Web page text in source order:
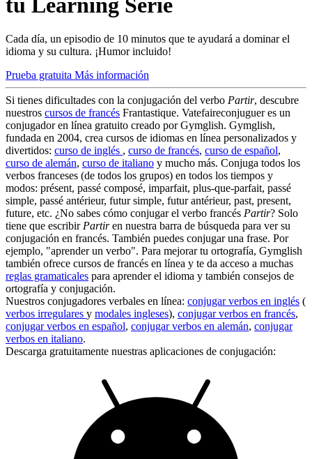
Cada día, un episodio de 10 minutos que te ayudará a dominar el
idioma y su cultura. ¡Humor incluido!
Prueba gratuita Más información
Si tienes dificultades con la conjugación del verbo Partir, descubre
nuestros cursos de francés Frantastique. Vatefaireconjuguer es un
conjugador en línea gratuito creado por Gymglish. Gymglish,
fundada en 2004, crea cursos de idiomas en línea personalizados y
divertidos: curso de inglés , curso de francés, curso de español,
curso de alemán, curso de italiano y mucho más. Conjuga todos los
verbos franceses (de todos los grupos) en todos los tiempos y
modos: présent, passé composé, imparfait, plus-que-parfait, passé
simple, passé antérieur, futur simple, futur antérieur, past, present,
future, etc. ¿No sabes cómo conjugar el verbo francés Partir? Solo
tiene que escribir Partiren nuestra barra de búsqueda para ver su
conjugación en francés. También puedes conjugar una frase. Por
ejemplo, "aprender un verbo". Para mejorar tu ortografía, Gymglish
también ofrece cursos de francés en línea y te da acceso a muchas
reglas gramaticales para aprender el idioma y también consejos de
ortografía y conjugación.
Nuestros conjugadores verbales en línea: conjugar verbos en inglés (
verbos irregulares y modales ingleses), conjugar verbos en francés,
conjugar verbos en español, conjugar verbos en alemán, conjugar
verbos en italiano.
Descarga gratuitamente nuestras aplicaciones de conjugación: